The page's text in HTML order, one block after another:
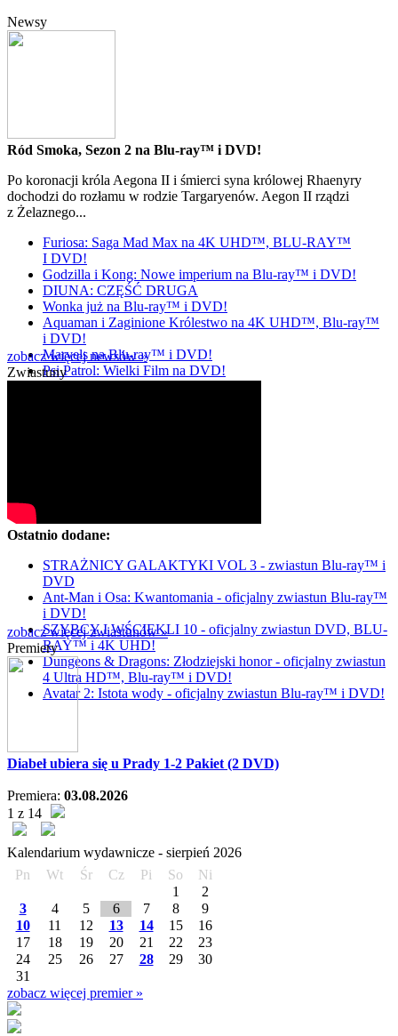
Newsy
Ród Smoka, Sezon 2 na Blu-ray™ i DVD!
Po koronacji króla Aegona II i śmierci syna królowej Rhaenyry
dochodzi do rozłamu w rodzie Targaryenów. Aegon II rządzi
z Żelaznego...
Furiosa: Saga Mad Max na 4K UHD™, BLU-RAY™
I DVD!
Godzilla i Kong: Nowe imperium na Blu-ray™ i DVD!
DIUNA: CZĘŚĆ DRUGA
Wonka już na Blu-ray™ i DVD!
Aquaman i Zaginione Królestwo na 4K UHD™, Blu-ray™
i DVD!
Marvels na Blu-ray™ i DVD!
Psi Patrol: Wielki Film na DVD!
zobacz więcej newsów »
Zwiastuny
Ostatnio dodane:
STRAŻNICY GALAKTYKI VOL 3 - zwiastun Blu-ray™ i
DVD
Ant-Man i Osa: Kwantomania - oficjalny zwiastun Blu-ray™
i DVD!
SZYBCY I WŚCIEKLI 10 - oficjalny zwiastun DVD, BLU-
RAY™ i 4K UHD!
Dungeons & Dragons: Złodziejski honor - oficjalny zwiastun
4 Ultra HD™, Blu-ray™ i DVD!
Avatar 2: Istota wody - oficjalny zwiastun Blu-ray™ i DVD!
zobacz więcej zwiastunów »
Premiery
Diabeł ubiera się u Prady 1-2 Pakiet (2 DVD)
Premiera: 03.08.2026
1 z 14
Kalendarium wydawnicze - sierpień 2026
Pn
Wt Śr Cz Pi So
Ni
1
2
3
4 5 6 7 8
9
10
11 12 13 14 15
16
17
18 19 20 21 22
23
24
25 26 27 28 29
30
31
zobacz więcej premier »